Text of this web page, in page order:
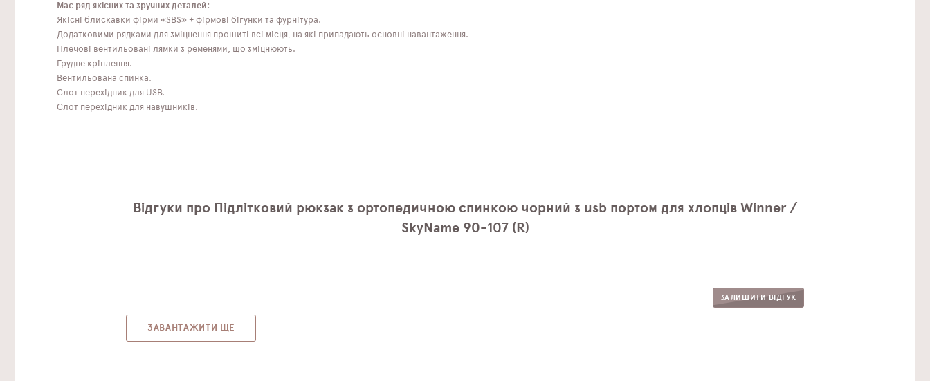
Має ряд якісних та зручних деталей:
Якісні блискавки фірми «SBS» + фірмові бігунки та фурнітура.
Додатковими рядками для зміцнення прошиті всі місця, на які припадають основні навантаження.
Плечові вентильовані лямки з ременями, що зміцнюють.
Грудне кріплення.
Вентильована спинка.
Слот перехідник для USB.
Слот перехідник для навушників.
Відгуки про Підлітковий рюкзак з ортопедичною спинкою чорний з usb портом для хлопців Winner /
SkyName 90-107 (R)
ЗАЛИШИТИ ВІДГУК
ЗАВАНТАЖИТИ ЩЕ